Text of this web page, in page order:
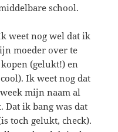
school.
weet nog wel dat ik
moeder over te
(gelukt!) en
Ik weet nog dat
mijn naam al
Dat ik bang was dat
toch gelukt, check).